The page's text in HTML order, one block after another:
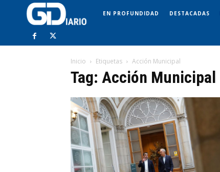
EN PROFUNDIDAD DESTACADAS
Inicio Etiquetas Acción Municipal
Tag: Acción Municipal